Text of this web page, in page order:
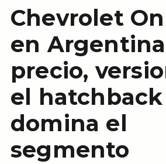
Chevrolet
en
precio,
el
domina el
segmento